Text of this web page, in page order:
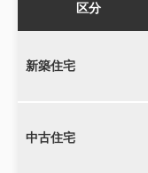
区分
新築住宅
中古住宅